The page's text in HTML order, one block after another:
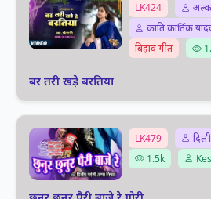
LK424
कांति कार्तिक
बिहाव गीत
बर तरी खड़े बरतिया
LK479
1.5k